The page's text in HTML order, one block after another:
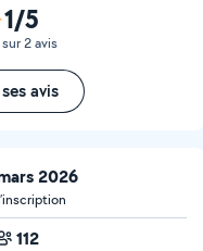
1/5
sur 2 avis
avis
2026
112